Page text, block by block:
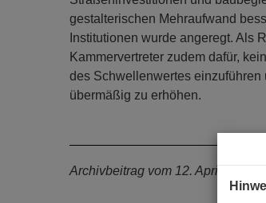
gestalterischen Mehraufwand
Institutionen wurde angeregt. Als
Kammervertreter zudem dafür,
des Schwellenwertes einzuführen
übermäßig zu erhöhen.
Archivbeitrag vom 12. April 2018